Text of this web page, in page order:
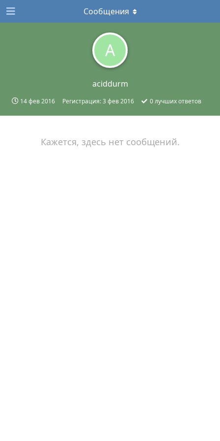
A
aciddurm
14 фев 2016 Регистрация:3 фев 2016 0лучших ответов
Сообщения
Кажется, здесь нет сообщений.